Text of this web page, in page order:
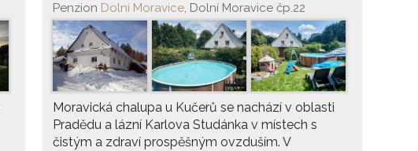
Penzion Dolní Moravice, Dolní Moravice čp.22
Moravická chalupa u Kučerů se nachází v oblasti
Pradědu a lázní Karlova Studánka v místech s
čistým a zdraví prospěšným ovzduším. V